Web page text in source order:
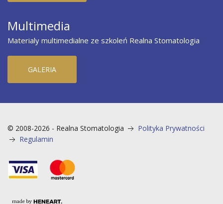
Multimedia
Materialy multimedialne ze szkoleń Realna Stomatologia
GALERIA
© 2008-2026 - Realna Stomatologia
Polityka Prywatności
Regulamin